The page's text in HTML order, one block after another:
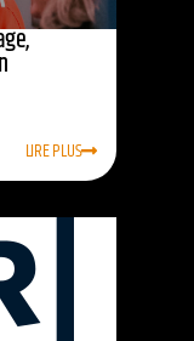
LIRE PLUS